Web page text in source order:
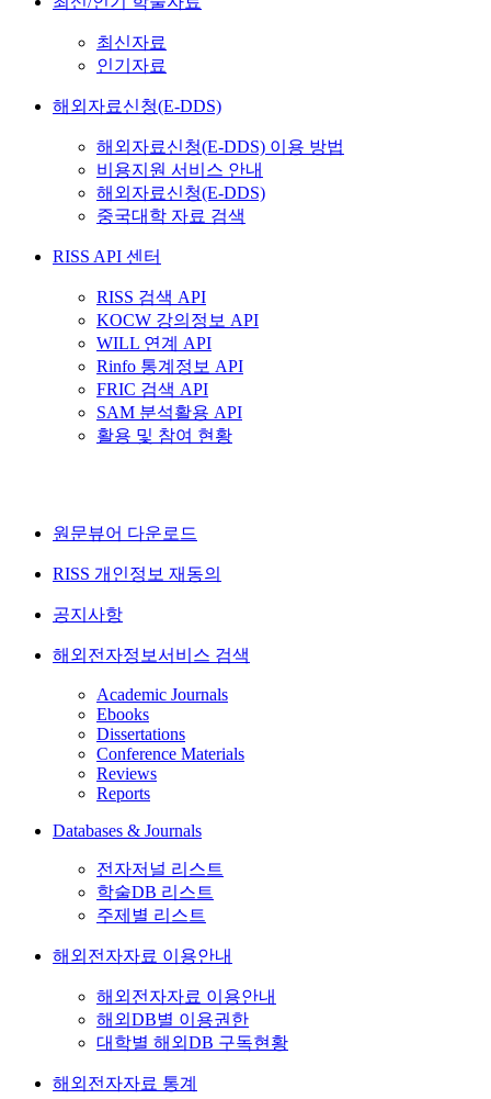
최신자료
인기자료
해외자료신청(E-DDS)
해외자료신청(E-DDS) 이용 방법
비용지원 서비스 안내
해외자료신청(E-DDS)
중국대학 자료 검색
RISS API 센터
RISS 검색 API
KOCW 강의정보 API
WILL 연계 API
Rinfo 통계정보 API
FRIC 검색 API
SAM 분석활용 API
활용 및 참여 현황
원문뷰어 다운로드
RISS 개인정보 재동의
공지사항
해외전자정보서비스 검색
Academic Journals
Ebooks
Dissertations
Conference Materials
Reviews
Reports
Databases & Journals
전자저널 리스트
학술DB 리스트
주제별 리스트
해외전자자료 이용안내
해외전자자료 이용안내
해외DB별 이용권한
대학별 해외DB 구독현황
해외전자자료 통계